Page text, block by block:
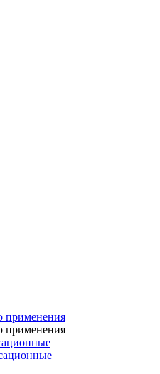
применения
применения